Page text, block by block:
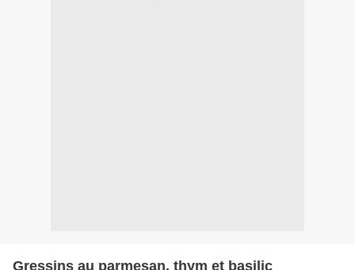
Gressins au parmesan, thym et basilic